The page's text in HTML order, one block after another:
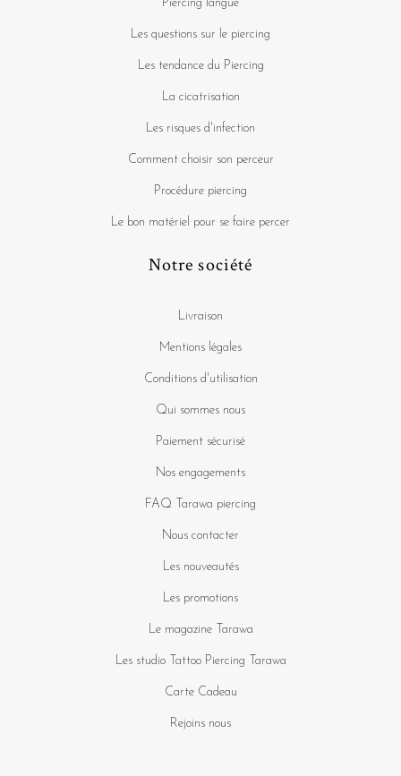
Piercing langue
Les questions sur le piercing
Les tendance du Piercing
La cicatrisation
Les risques d'infection
Comment choisir son perceur
Procédure piercing
Le bon matériel pour se faire percer
Notre société
Livraison
Mentions légales
Conditions d'utilisation
Qui sommes nous
Paiement sécurisé
Nos engagements
FAQ Tarawa piercing
Nous contacter
Les nouveautés
Les promotions
Le magazine Tarawa
Les studio Tattoo Piercing Tarawa
Carte Cadeau
Rejoins nous